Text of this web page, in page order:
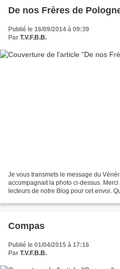
De nos Frères de
Publié le 16/09/2014 à 09:39
Par T.V.F.B.B.
Je vous transmets le message du
accompagnait la photo ci-dessus.
lecteurs de notre Blog pour cet envoi.
Compas
Publié le 01/04/2015 à 17:16
Par T.V.F.B.B.